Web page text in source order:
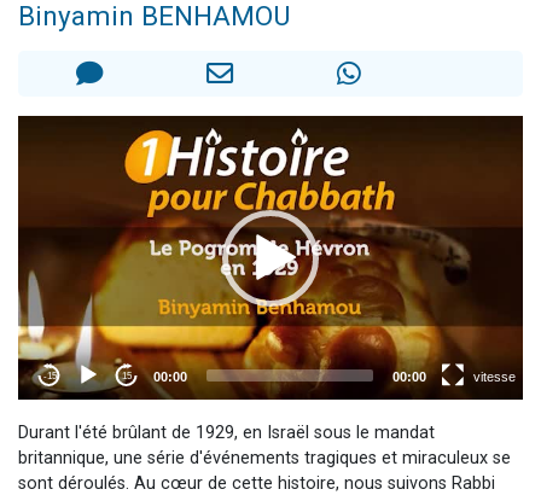
12 nouvelles musiques dans Torah-Box Music
Binyamin BENHAMOU
Durant l'été brûlant de 1929, en Israël sous le mandat
britannique, une série d'événements tragiques et miraculeux se
sont déroulés. Au cœur de cette histoire, nous suivons Rabbi